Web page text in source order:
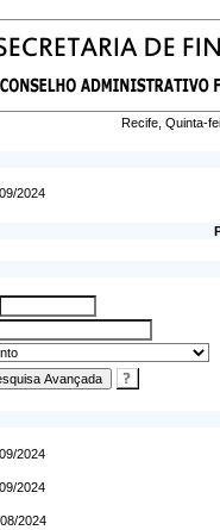
Recife, Quinta-
2024
2024
2024
2024